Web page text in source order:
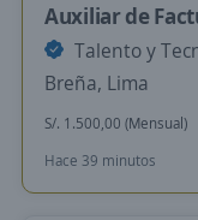
Auxiliar de
Talento y
Breña, Lima
S/. 1.500,00 (Mensual)
Hace 39 minutos